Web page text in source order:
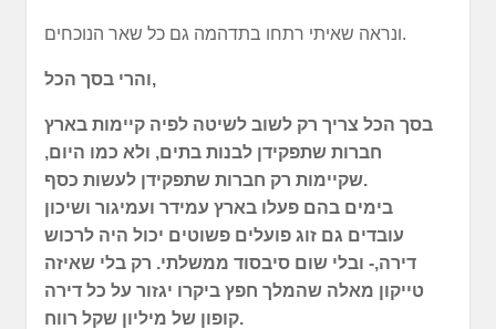
ונראה שאיתי רתחו בתדהמה גם כל שאר הנוכחים.
והרי בסך הכל,
בסך הכל צריך רק לשוב לשיטה לפיה קיימות בארץ
חברות שתפקידן לבנות בתים, ולא כמו היום,
שקיימות רק חברות שתפקידן לעשות כסף.
בימים בהם פעלו בארץ עמידר ועמיגור ושיכון
עובדים גם זוג פועלים פשוטים יכול היה לרכוש
דירה,- ובלי שום סיבסוד ממשלתי. רק בלי שאיזה
טייקון מאלה שהמלך חפץ ביקרו יגזור על כל דירה
קופון של מיליון שקל רווח.